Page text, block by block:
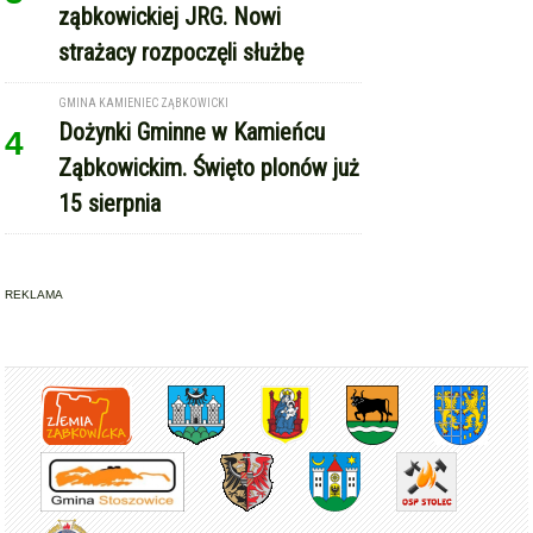
ząbkowickiej JRG. Nowi
strażacy rozpoczęli służbę
4
GMINA KAMIENIEC ZĄBKOWICKI
Dożynki Gminne w Kamieńcu
Ząbkowickim. Święto plonów już
15 sierpnia
REKLAMA